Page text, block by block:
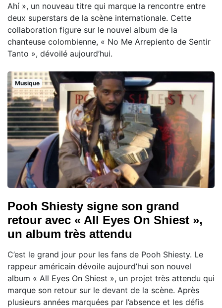
Ahí », un nouveau titre qui marque la rencontre entre
deux superstars de la scène internationale. Cette
collaboration figure sur le nouvel album de la
chanteuse colombienne, « No Me Arrepiento de Sentir
Tanto », dévoilé aujourd’hui.
Musique
Pooh Shiesty signe son grand
retour avec « All Eyes On Shiest »,
un album très attendu
C’est le grand jour pour les fans de Pooh Shiesty. Le
rappeur américain dévoile aujourd’hui son nouvel
album « All Eyes On Shiest », un projet très attendu qui
marque son retour sur le devant de la scène. Après
plusieurs années marquées par l’absence et les défis